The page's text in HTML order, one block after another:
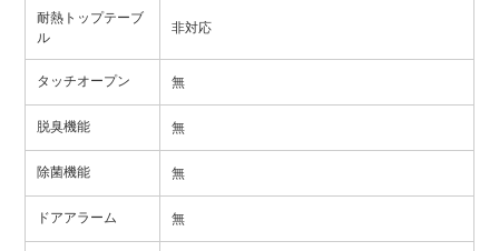
耐熱トップテーブ
ル
非対応
タッチオープン 無
脱臭機能 無
除菌機能 無
ドアアラーム 無